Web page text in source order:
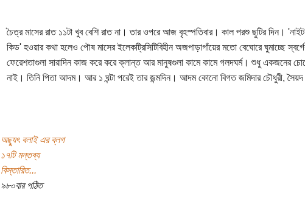
চৈত্র মাসের রাত ১১টা খুব বেশি রাত না। তার ওপরে আজ বৃহস্পতিবার। কাল পরশু ছুটির দিন।
কিড' হওয়ার কথা হলেও পৌষ মাসের ইলেকট্রিসিটিবিহীন অজপাড়াগাঁয়ের মতো বেঘোরে ঘুমাচ্ছে
ফেরেশতাগুলা সারাদিন কাজ করে করে ক্লান্ত আর মানুষগুলা কামে কামে গলদঘর্ম। শুধু একজনের
নাই। তিনি পিতা আদম। আর ১ ঘন্টা পরেই তার জন্মদিন। আদম কোনো বিগত জমিদার চৌধুরী, সৈয়দ
অছ্যুৎ বলাই এর ব্লগ
১৭টি মন্তব্য
বিস্তারিত...
৯৮০বার পঠিত